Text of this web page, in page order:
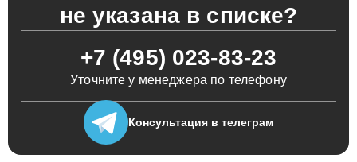
не указана в списке?
+7 (495) 023-83-23
Уточните у менеджера по телефону
Консультация в телеграм